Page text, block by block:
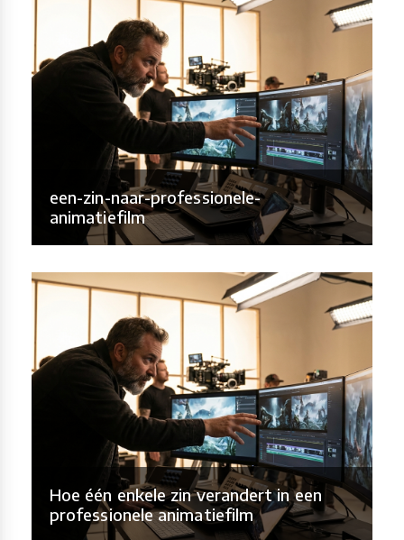
een-zin-naar-professionele-
animatiefilm
Hoe één enkele zin verandert in een
professionele animatiefilm